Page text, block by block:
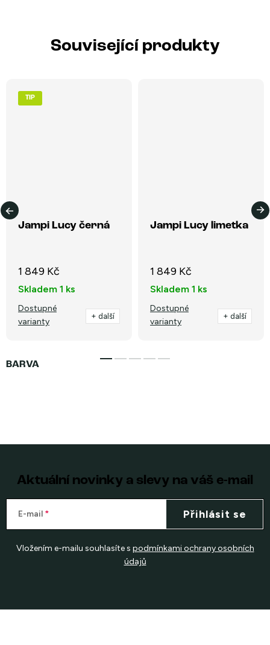
Související produkty
TIP
Jampi Lucy černá
1 849 Kč
Skladem 1 ks
Dostupné
varianty
+ další
Jampi Lucy limetka
1 849 Kč
Skladem 1 ks
Dostupné
varianty
+ další
Aktuální novinky a slevy na váš e-mail
E-mail
Vložením e-mailu souhlasíte s podmínkami ochrany osobních
údajů
Přihlásit se